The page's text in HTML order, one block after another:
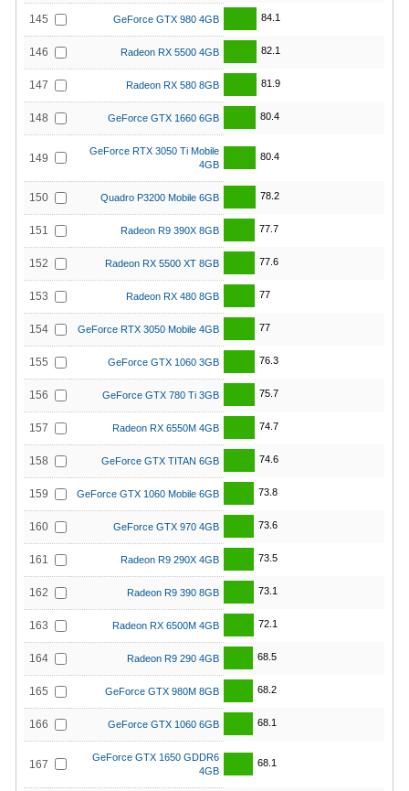
145 GeForce GTX 980 4GB 84.1
146 Radeon RX 5500 4GB 82.1
147 Radeon RX 580 8GB 81.9
148 GeForce GTX 1660 6GB 80.4
149
GeForce RTX 3050 Ti Mobile
4GB
80.4
150 Quadro P3200 Mobile 6GB 78.2
151 Radeon R9 390X 8GB 77.7
152 Radeon RX 5500 XT 8GB 77.6
153 Radeon RX 480 8GB 77
154 GeForce RTX 3050 Mobile 4GB 77
155 GeForce GTX 1060 3GB 76.3
156 GeForce GTX 780 Ti 3GB 75.7
157 Radeon RX 6550M 4GB 74.7
158 GeForce GTX TITAN 6GB 74.6
159 GeForce GTX 1060 Mobile 6GB 73.8
160 GeForce GTX 970 4GB 73.6
161 Radeon R9 290X 4GB 73.5
162 Radeon R9 390 8GB 73.1
163 Radeon RX 6500M 4GB 72.1
164 Radeon R9 290 4GB 68.5
165 GeForce GTX 980M 8GB 68.2
166 GeForce GTX 1060 6GB 68.1
167
GeForce GTX 1650 GDDR6
4GB
68.1